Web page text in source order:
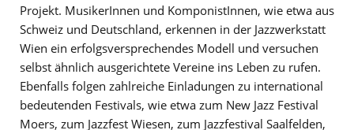
Projekt. MusikerInnen und KomponistInnen, wie etwa aus
Schweiz und Deutschland, erkennen in der Jazzwerkstatt
Wien ein erfolgsversprechendes Modell und versuchen
selbst ähnlich ausgerichtete Vereine ins Leben zu rufen.
Ebenfalls folgen zahlreiche Einladungen zu international
bedeutenden Festivals, wie etwa zum New Jazz Festival
Moers, zum Jazzfest Wiesen, zum Jazzfestival Saalfelden,